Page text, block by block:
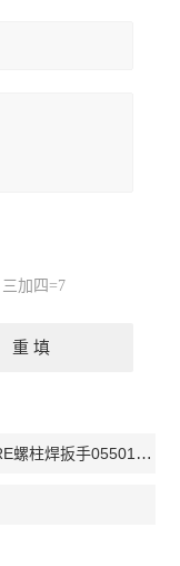
加四=7
扳手055010,WSTT20